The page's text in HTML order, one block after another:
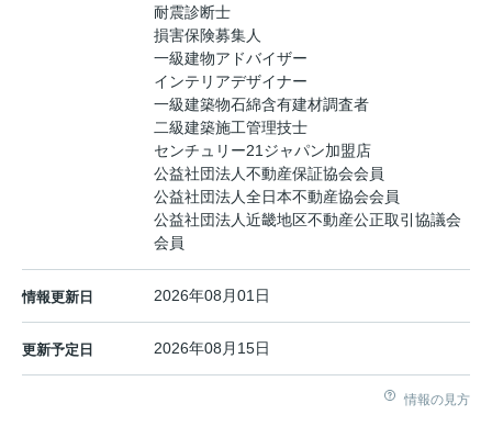
耐震診断士
損害保険募集人
一級建物アドバイザー
インテリアデザイナー
一級建築物石綿含有建材調査者
二級建築施工管理技士
センチュリー21ジャパン加盟店
公益社団法人不動産保証協会会員
公益社団法人全日本不動産協会会員
公益社団法人近畿地区不動産公正取引協議会
会員
情報更新日 2026年08月01日
更新予定日 2026年08月15日
情報の見方